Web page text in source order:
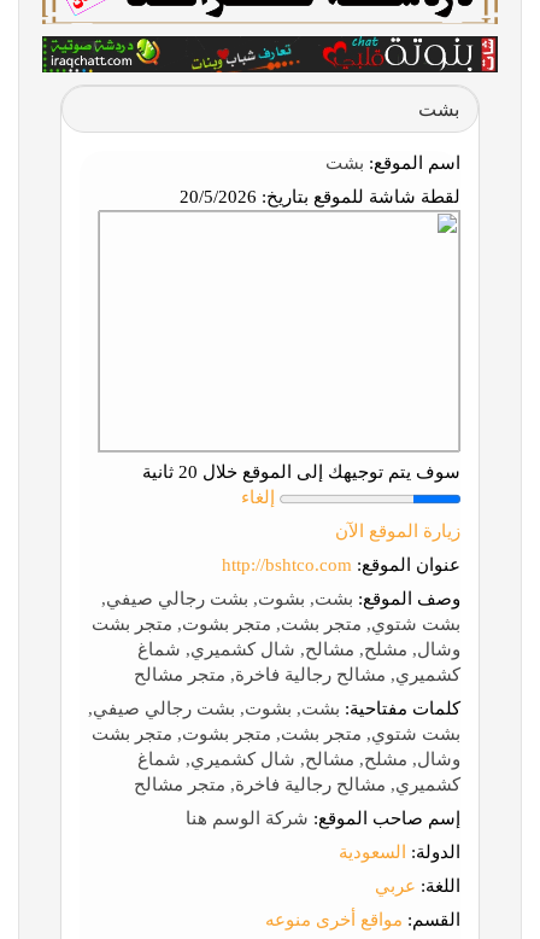
بشت
اسم الموقع: بشت
لقطة شاشة للموقع بتاريخ:
سوف يتم توجيهك إلى الموقع خلال 20 ثانية
إلغاء
زيارة الموقع الآن
عنوان الموقع: http://bshtco.com
وصف الموقع: بشت, بشوت, بشت رجالي صيفي,
بشت شتوي, متجر بشت, متجر بشوت, متجر بشت
وشال, مشلح, مشالح, شال كشميري, شماغ
كشميري, مشالح رجالية فاخرة, متجر مشالح
كلمات مفتاحية: بشت, بشوت, بشت رجالي صيفي,
بشت شتوي, متجر بشت, متجر بشوت, متجر بشت
وشال, مشلح, مشالح, شال كشميري, شماغ
كشميري, مشالح رجالية فاخرة, متجر مشالح
إسم صاحب الموقع: شركة الوسم هنا
الدولة:
السعودية
اللغة: عربي
القسم: مواقع أخرى منوعه